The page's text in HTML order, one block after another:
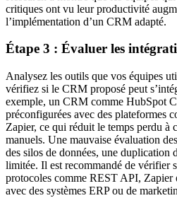
critiques ont vu leur productivité
l’implémentation d’un CRM adapté.
Étape 3 : Évaluer les
Analysez les outils que vos équipes
vérifiez si le CRM proposé peut
exemple, un CRM comme HubSpot
préconfigurées avec des plateformes
Zapier, ce qui réduit le temps perdu
manuels. Une mauvaise évaluation
des silos de données, une duplication
limitée. Il est recommandé de vérifier
protocoles comme REST API, Zapier
avec des systèmes ERP ou de